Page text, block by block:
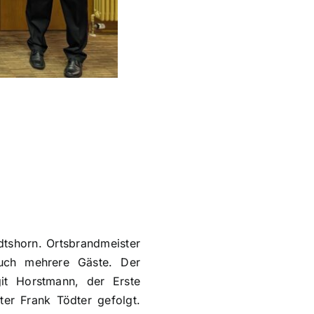
Ortsbrandmeister
mehrere Gäste. Der
Horstmann, der Erste
Frank Tödter gefolgt.